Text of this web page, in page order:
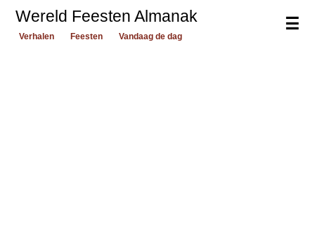
☰
Wereld Feesten Almanak
Verhalen Feesten Vandaag de dag